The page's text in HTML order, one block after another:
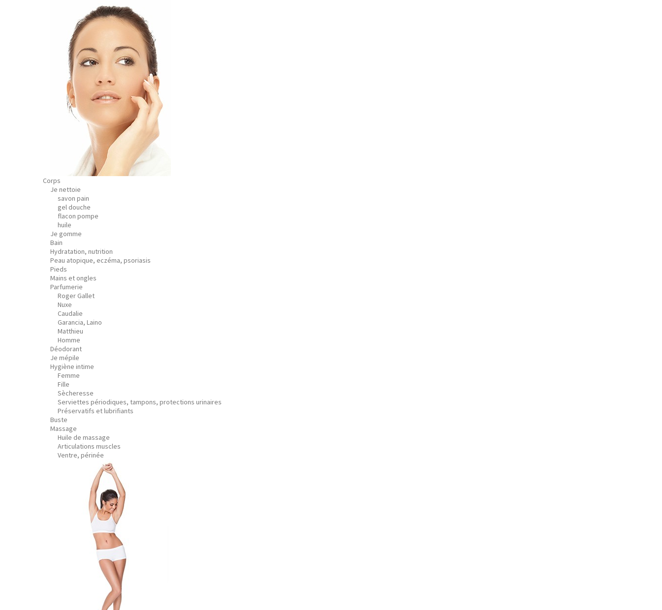
Corps
Je nettoie
savon pain
gel douche
flacon pompe
huile
Je gomme
Bain
Hydratation, nutrition
Peau atopique, eczéma, psoriasis
Pieds
Mains et ongles
Parfumerie
Roger Gallet
Nuxe
Caudalie
Garancia, Laino
Matthieu
Homme
Déodorant
Je mépile
Hygiène intime
Femme
Fille
Sècheresse
Serviettes périodiques, tampons, protections urinaires
Préservatifs et lubrifiants
Buste
Massage
Huile de massage
Articulations muscles
Ventre, périnée